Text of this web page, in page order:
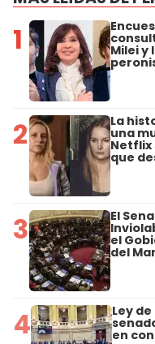
1 Milei y
2 La
una
Netflix
que
3 El
el
del
4 Ley
en